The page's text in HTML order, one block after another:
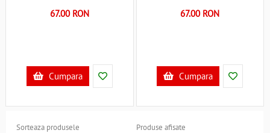
67.00 RON
Cumpara
67.00 RON
Cumpara
Sorteaza produsele Produse afisate